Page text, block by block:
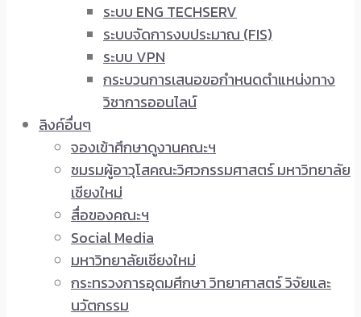
ระบบ ENG TECHSERV
ระบบจัดการงบประมาณ (FIS)
ระบบ VPN
กระบวนการเสนอขอกำหนดตำแหน่งทาง
วิชาการออนไลน์
ลิงค์อื่นๆ
จองเข้าศึกษาดูงานคณะฯ
ชมรมผู้อาวุโสคณะวิศวกรรมศาสตร์ มหาวิทยาลัย
เชียงใหม่
สื่อของคณะฯ
Social Media
มหาวิทยาลัยเชียงใหม่
กระทรวงการอุดมศึกษา วิทยาศาสตร์ วิจัยและ
นวัตกรรม